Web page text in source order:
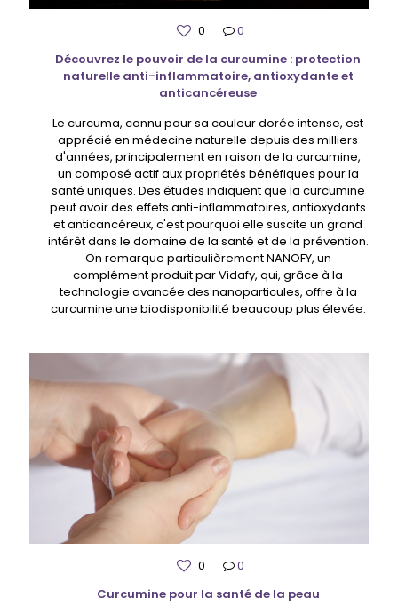
0
0
Découvrez le pouvoir de la curcumine : protection
naturelle anti-inflammatoire, antioxydante et
anticancéreuse
Le curcuma, connu pour sa couleur dorée intense, est
apprécié en médecine naturelle depuis des milliers
d'années, principalement en raison de la curcumine,
un composé actif aux propriétés bénéfiques pour la
santé uniques. Des études indiquent que la curcumine
peut avoir des effets anti-inflammatoires, antioxydants
et anticancéreux, c'est pourquoi elle suscite un grand
intérêt dans le domaine de la santé et de la prévention.
On remarque particulièrement NANOFY, un
complément produit par Vidafy, qui, grâce à la
technologie avancée des nanoparticules, offre à la
curcumine une biodisponibilité beaucoup plus élevée.
0
0
Curcumine pour la santé de la peau